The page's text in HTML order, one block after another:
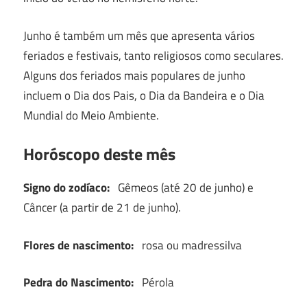
Junho é também um mês que apresenta vários
feriados e festivais, tanto religiosos como seculares.
Alguns dos feriados mais populares de junho
incluem o Dia dos Pais, o Dia da Bandeira e o Dia
Mundial do Meio Ambiente.
Horóscopo deste mês
Signo do zodíaco: Gêmeos (até 20 de junho) e
Câncer (a partir de 21 de junho).
Flores de nascimento: rosa ou madressilva
Pedra do Nascimento: Pérola